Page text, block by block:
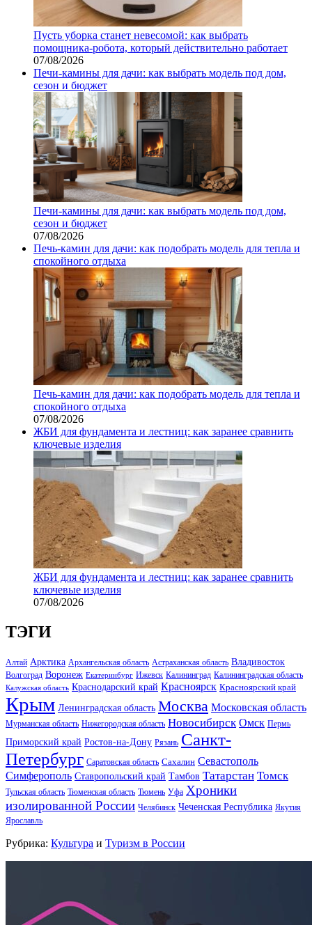
Пусть уборка станет невесомой: как выбрать
помощника‑робота, который действительно работает
07/08/2026
Печи-камины для дачи: как выбрать модель под дом,
сезон и бюджет
Печи-камины для дачи: как выбрать модель под дом,
сезон и бюджет
07/08/2026
Печь-камин для дачи: как подобрать модель для тепла и
спокойного отдыха
Печь-камин для дачи: как подобрать модель для тепла и
спокойного отдыха
07/08/2026
ЖБИ для фундамента и лестниц: как заранее сравнить
ключевые изделия
ЖБИ для фундамента и лестниц: как заранее сравнить
ключевые изделия
07/08/2026
ТЭГИ
Алтай Арктика Архангельская область Астраханская область Владивосток
Волгоград Воронеж Екатеринбург Ижевск Калининград Калининградская область
Калужская область Краснодарский край Красноярск Красноярский край
Крым Ленинградская область Москва Московская область
Мурманская область Нижегородская область Новосибирск Омск Пермь
Приморский край Ростов-на-Дону Рязань Санкт-
Петербург Саратовская область Сахалин Севастополь
Симферополь Ставропольский край Тамбов Татарстан Томск
Тульская область Тюменская область Тюмень Уфа Хроники
изолированной России Челябинск Чеченская Республика Якутия
Ярославль
Рубрика: Культура и Туризм в России